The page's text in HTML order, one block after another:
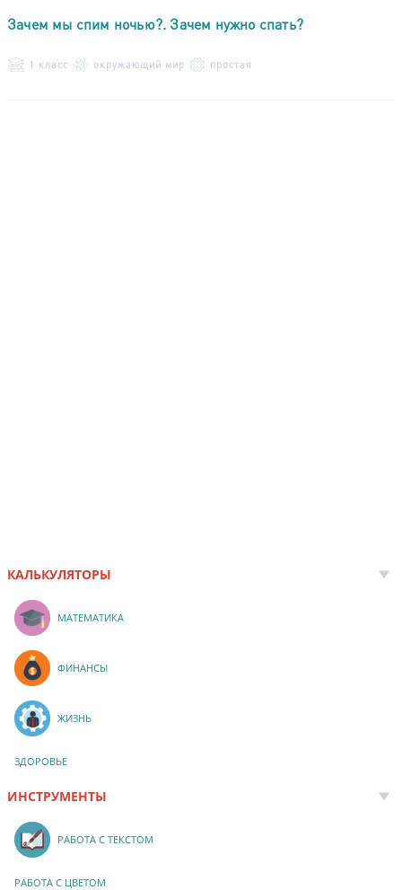
Зачем мы спим ночью?. Зачем нужно спать?
1 класс окружающий мир простая
КАЛЬКУЛЯТОРЫ
МАТЕМАТИКА
ФИНАНСЫ
ЖИЗНЬ
ЗДОРОВЬЕ
ИНСТРУМЕНТЫ
РАБОТА С ТЕКСТОМ
РАБОТА С ЦВЕТОМ